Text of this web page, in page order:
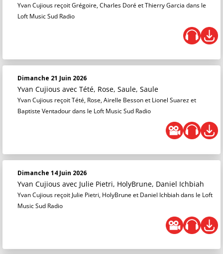
Yvan Cujious reçoit Grégoire, Charles Doré et Thierry Garcia dans le
Loft Music Sud Radio
Dimanche 21 Juin 2026
Yvan Cujious avec Tété, Rose, Saule, Saule
Yvan Cujious reçoit Tété, Rose, Airelle Besson et Lionel Suarez et
Baptiste Ventadour dans le Loft Music Sud Radio
Dimanche 14 Juin 2026
Yvan Cujious avec Julie Pietri, HolyBrune, Daniel Ichbiah
Yvan Cujious reçoit Julie Pietri, HolyBrune et Daniel Ichbiah dans le Loft
Music Sud Radio